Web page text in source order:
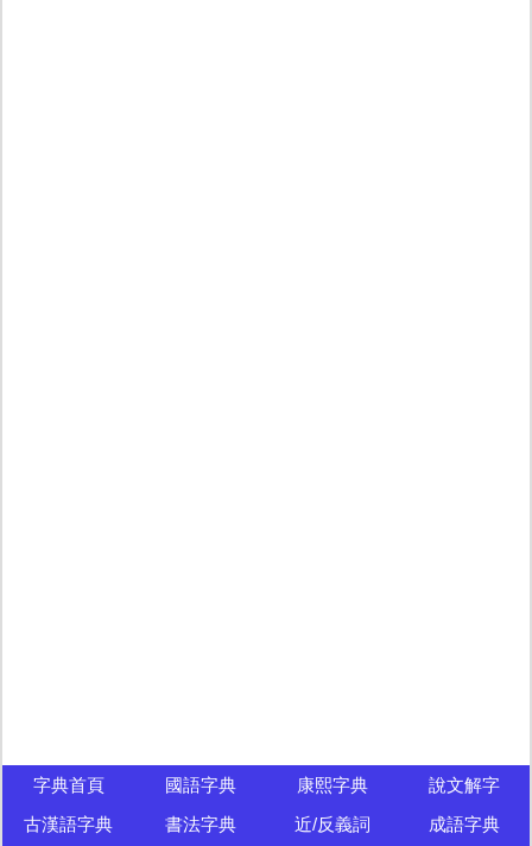
字典首頁 國語字典 康熙字典
說文解字
古漢語字典
書法字典 近/反義詞 成語字典